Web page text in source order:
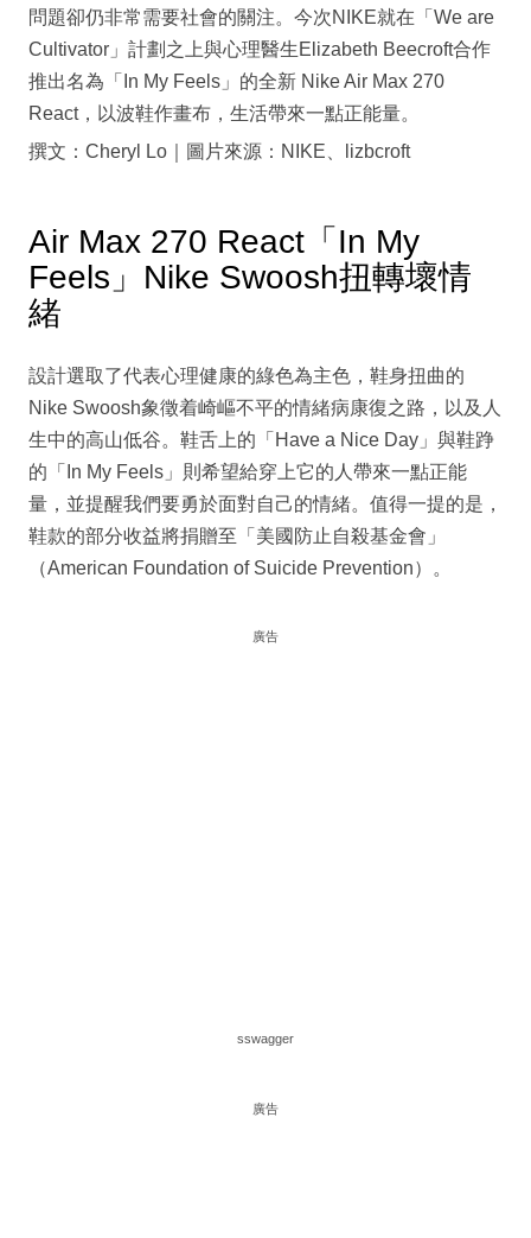
問題卻仍非常需要社會的關注。今次NIKE就在「We are
Cultivator」計劃之上與心理醫生Elizabeth Beecroft合作
推出名為「In My Feels」的全新 Nike Air Max 270
React，以波鞋作畫布，生活帶來一點正能量。
撰文：Cheryl Lo｜圖片來源：NIKE、lizbcroft
Air Max 270 React「In My
Feels」Nike Swoosh扭轉壞情
緒
設計選取了代表心理健康的綠色為主色，鞋身扭曲的
Nike Swoosh象徵着崎嶇不平的情緒病康復之路，以及人
生中的高山低谷。鞋舌上的「Have a Nice Day」與鞋踭
的「In My Feels」則希望給穿上它的人帶來一點正能
量，並提醒我們要勇於面對自己的情緒。值得一提的是，
鞋款的部分收益將捐贈至「美國防止自殺基金會」
（American Foundation of Suicide Prevention）。
廣告
sswagger
廣告